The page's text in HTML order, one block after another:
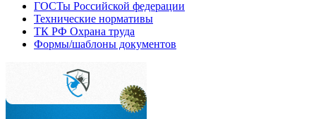
ГОСТы Российской федерации
Технические нормативы
ТК РФ Охрана труда
Формы/шаблоны документов